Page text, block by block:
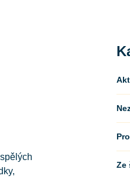
Ze